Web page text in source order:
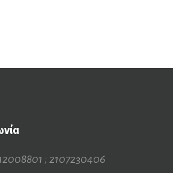
; 2107230406